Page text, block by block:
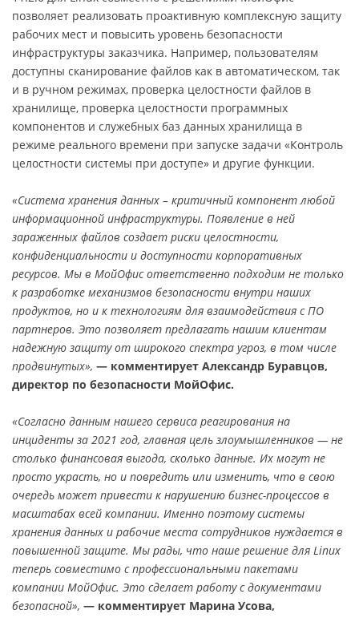
позволяет реализовать проактивную комплексную защиту
рабочих мест и повысить уровень безопасности
инфраструктуры заказчика. Например, пользователям
доступны сканирование файлов как в автоматическом, так
и в ручном режимах, проверка целостности файлов в
хранилище, проверка целостности программных
компонентов и служебных баз данных хранилища в
режиме реального времени при запуске задачи «Контроль
целостности системы при доступе» и другие функции.
«Система хранения данных – критичный компонент любой
информационной инфраструктуры. Появление в ней
зараженных файлов создает риски целостности,
конфиденциальности и доступности корпоративных
ресурсов. Мы в МойОфис ответственно подходим не только
к разработке механизмов безопасности внутри наших
продуктов, но и к технологиям для взаимодействия с ПО
партнеров. Это позволяет предлагать нашим клиентам
надежную защиту от широкого спектра угроз, в том числе
продвинутых», — комментирует Александр Буравцов,
директор по безопасности МойОфис.
«Согласно данным нашего сервиса реагирования на
инциденты за 2021 год, главная цель злоумышленников — не
столько финансовая выгода, сколько данные. Их могут не
просто украсть, но и повредить или изменить, что в свою
очередь может привести к нарушению бизнес-процессов в
масштабах всей компании. Именно поэтому системы
хранения данных и рабочие места сотрудников нуждается в
повышенной защите. Мы рады, что наше решение для Linux
теперь совместимо с профессиональными пакетами
компании МойОфис. Это сделает работу с документами
безопасной», — комментирует Марина Усова,